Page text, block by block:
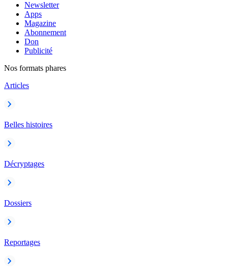
Newsletter
Apps
Magazine
Abonnement
Don
Publicité
Nos formats phares
Articles
Belles histoires
Décryptages
Dossiers
Reportages